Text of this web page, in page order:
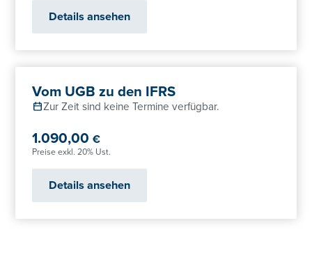
Details ansehen
Vom UGB zu den IFRS
Zur Zeit sind keine Termine verfügbar.
1.090,00€
Preise exkl. 20% Ust.
Details ansehen